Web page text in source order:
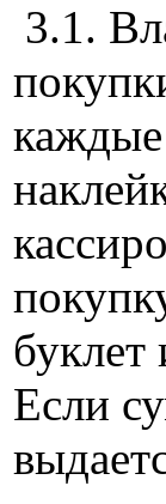
3.1.
буклет
Если